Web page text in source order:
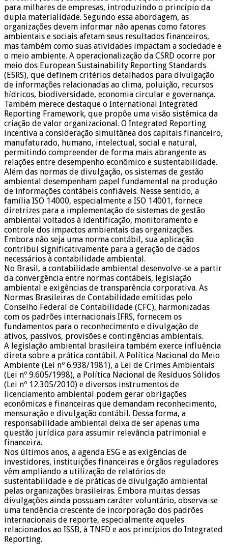
para milhares de empresas, introduzindo o princípio da
dupla materialidade. Segundo essa abordagem, as
organizações devem informar não apenas como fatores
ambientais e sociais afetam seus resultados financeiros,
mas também como suas atividades impactam a sociedade e
o meio ambiente. A operacionalização da CSRD ocorre por
meio dos European Sustainability Reporting Standards
(ESRS), que definem critérios detalhados para divulgação
de informações relacionadas ao clima, poluição, recursos
hídricos, biodiversidade, economia circular e governança.
Também merece destaque o International Integrated
Reporting Framework, que propõe uma visão sistêmica da
criação de valor organizacional. O Integrated Reporting
incentiva a consideração simultânea dos capitais financeiro,
manufaturado, humano, intelectual, social e natural,
permitindo compreender de forma mais abrangente as
relações entre desempenho econômico e sustentabilidade.
Além das normas de divulgação, os sistemas de gestão
ambiental desempenham papel fundamental na produção
de informações contábeis confiáveis. Nesse sentido, a
família ISO 14000, especialmente a ISO 14001, fornece
diretrizes para a implementação de sistemas de gestão
ambiental voltados à identificação, monitoramento e
controle dos impactos ambientais das organizações.
Embora não seja uma norma contábil, sua aplicação
contribui significativamente para a geração de dados
necessários à contabilidade ambiental.
No Brasil, a contabilidade ambiental desenvolve-se a partir
da convergência entre normas contábeis, legislação
ambiental e exigências de transparência corporativa. As
Normas Brasileiras de Contabilidade emitidas pelo
Conselho Federal de Contabilidade (CFC), harmonizadas
com os padrões internacionais IFRS, fornecem os
fundamentos para o reconhecimento e divulgação de
ativos, passivos, provisões e contingências ambientais.
A legislação ambiental brasileira também exerce influência
direta sobre a prática contábil. A Política Nacional do Meio
Ambiente (Lei nº 6.938/1981), a Lei de Crimes Ambientais
(Lei nº 9.605/1998), a Política Nacional de Resíduos Sólidos
(Lei nº 12.305/2010) e diversos instrumentos de
licenciamento ambiental podem gerar obrigações
econômicas e financeiras que demandam reconhecimento,
mensuração e divulgação contábil. Dessa forma, a
responsabilidade ambiental deixa de ser apenas uma
questão jurídica para assumir relevância patrimonial e
financeira.
Nos últimos anos, a agenda ESG e as exigências de
investidores, instituições financeiras e órgãos reguladores
vêm ampliando a utilização de relatórios de
sustentabilidade e de práticas de divulgação ambiental
pelas organizações brasileiras. Embora muitas dessas
divulgações ainda possuam caráter voluntário, observa-se
uma tendência crescente de incorporação dos padrões
internacionais de reporte, especialmente aqueles
relacionados ao ISSB, à TNFD e aos princípios do Integrated
Reporting.